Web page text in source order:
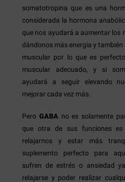
somatotropina que es una
considerada la hormona
que nos ayudará a aumentar los
dándonos más energía y
muscular por lo que es
muscular adecuado, y si
ayudará a seguir elevando
mejorar cada vez más.
Pero GABA no es solamente
que otra de sus funciones
relajarnos y estar más
suplemento perfecto para
sufren de estrés o ansiedad
relajarse y poder realizar